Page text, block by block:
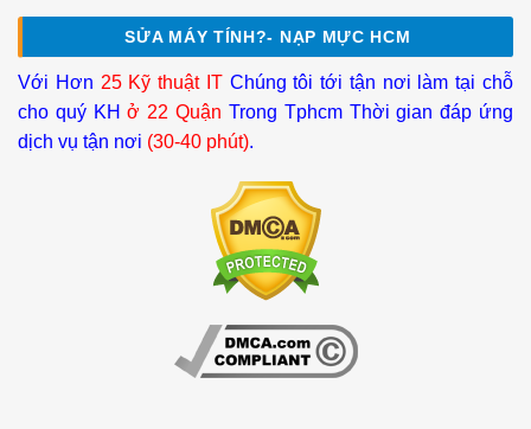
SỬA MÁY TÍNH?- NẠP MỰC HCM
Với Hơn 25 Kỹ thuật ITChúng tôi tới tận nơi làm tại chỗ
cho quý KHở 22 Quận Trong Tphcm Thời gian đáp ứng
dịch vụ tận nơi (30-40 phút).